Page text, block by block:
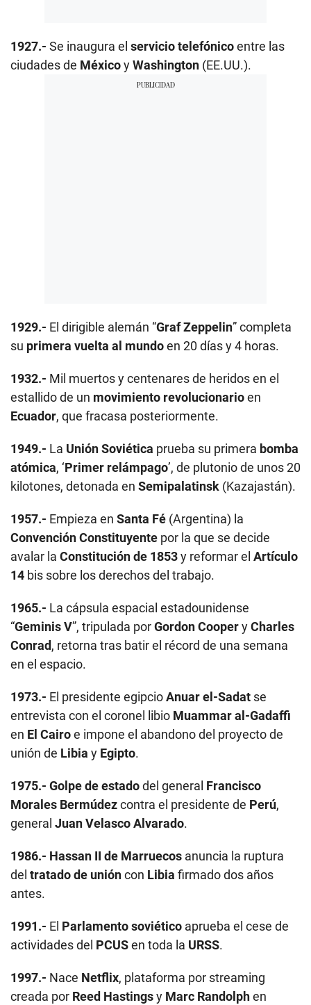
1927.- Se inaugura el servicio telefónicoentre las
ciudades de MéxicoyWashington (EE.UU.).
1929.- El dirigible alemán “Graf Zeppelin” completa
su primera vuelta al mundoen 20 días y 4 horas.
1932.- Mil muertos y centenares de heridos en el
estallido de un movimiento revolucionarioen
Ecuador, que fracasa posteriormente.
1949.- La Unión Soviética prueba su primera bomba
atómica, ‘Primer relámpago’, de plutonio de unos 20
kilotones, detonada en Semipalatinsk (Kazajastán).
1957.- Empieza en Santa Fé (Argentina) la
Convención Constituyente por la que se decide
avalar la Constitución de 1853y reformar el Artículo
14 bis sobre los derechos del trabajo.
1965.- La cápsula espacial estadounidense
“Geminis V”, tripulada porGordon CooperyCharles
Conrad, retorna tras batir el récord de una semana
en el espacio.
1973.- El presidente egipcioAnuar el-Sadat se
entrevista con el coronel libio Muammar al-Gadaffi
en El Cairoe impone el abandono del proyecto de
unión de Libia y Egipto.
1975.- Golpe de estadodel general Francisco
Morales Bermúdezcontra el presidente de Perú,
general Juan Velasco Alvarado.
1986.- Hassan II de Marruecos anuncia la ruptura
del tratado de unióncon Libia firmado dos años
antes.
1991.- El Parlamento soviético aprueba el cese de
actividades del PCUSen toda la URSS.
1997.- Nace Netflix, plataforma por streaming
creada por Reed Hastingsy Marc Randolphen